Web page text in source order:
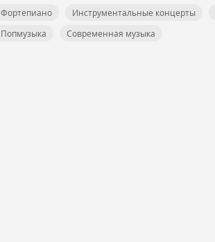
Фортепиано
Инструментальные концерты
Попмузыка
Современная музыка